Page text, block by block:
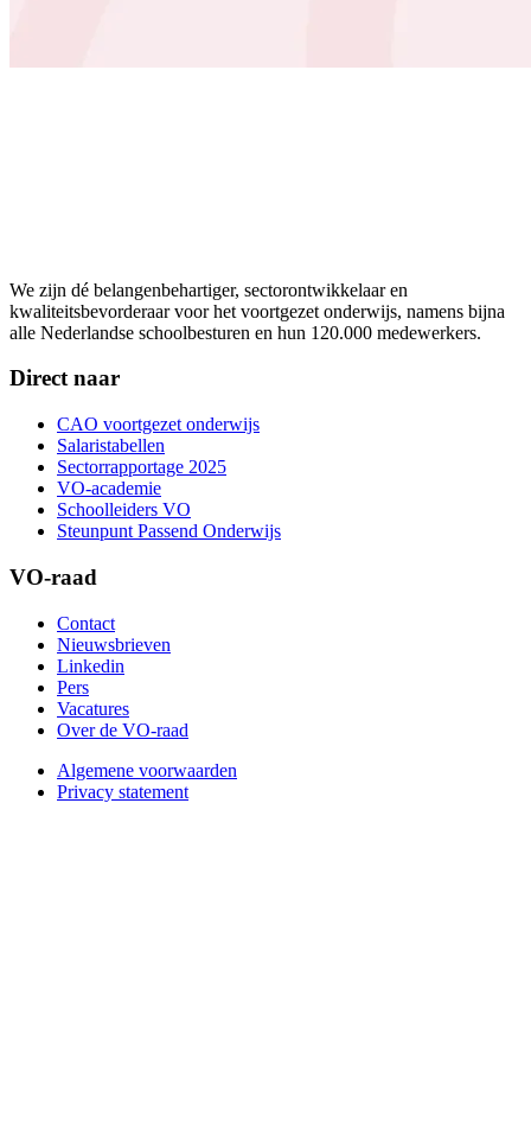
We zijn dé belangenbehartiger, sectorontwikkelaar en
kwaliteitsbevorderaar voor het voortgezet onderwijs, namens bijna
alle Nederlandse schoolbesturen en hun 120.000 medewerkers.
Direct naar
CAO voortgezet onderwijs
Salaristabellen
Sectorrapportage 2025
VO-academie
Schoolleiders VO
Steunpunt Passend Onderwijs
VO-raad
Contact
Nieuwsbrieven
Linkedin
Pers
Vacatures
Over de VO-raad
Algemene voorwaarden
Privacy statement